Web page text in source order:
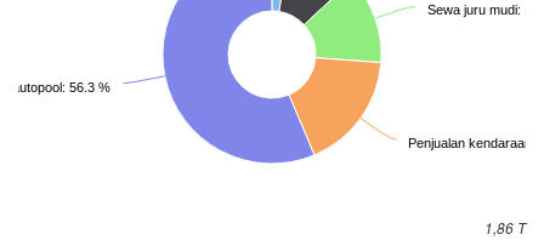
Sewa juru mudi:
Penjualan kendaraan
autopool: 56.3 %
1,86 T